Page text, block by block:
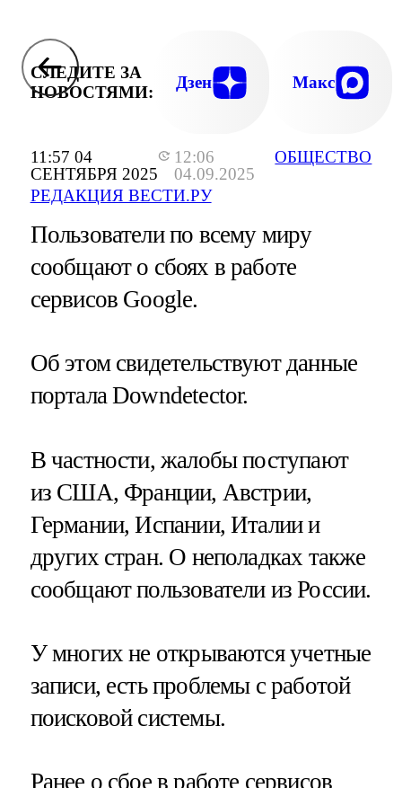
11:57 04
СЕНТЯБРЯ 2025
12:06
04.09.2025
РЕДАКЦИЯ ВЕСТИ.РУ
ОБЩЕСТВО
СЛЕДИТЕ ЗА
НОВОСТЯМИ:
Дзен Макс
Пользователи по всему миру
сообщают о сбоях в работе
сервисов Google.
Об этом свидетельствуют данные
портала Downdetector.
В частности, жалобы поступают
из США, Франции, Австрии,
Германии, Испании, Италии и
других стран. О неполадках также
сообщают пользователи из России.
У многих не открываются учетные
записи, есть проблемы с работой
поисковой системы.
Ранее о сбое в работе сервисов